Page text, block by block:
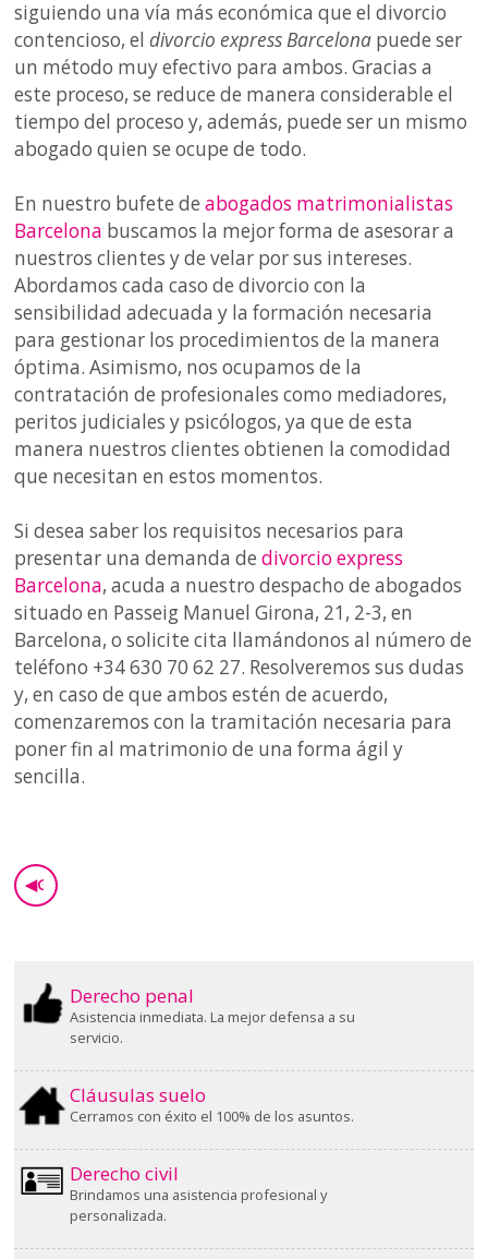
siguiendo una vía más económica que el divorcio
contencioso, eldivorcio express Barcelona puede ser
un método muy efectivo para ambos. Gracias a
este proceso, se reduce de manera considerable el
tiempo del proceso y, además, puede ser un mismo
abogado quien se ocupe de todo.
En nuestro bufete deabogados matrimonialistas
Barcelona buscamos la mejor forma de asesorar a
nuestros clientes y de velar por sus intereses.
Abordamos cada caso de divorcio con la
sensibilidad adecuada y la formación necesaria
para gestionar los procedimientos de la manera
óptima. Asimismo, nos ocupamos de la
contratación de profesionales como mediadores,
peritos judiciales y psicólogos, ya que de esta
manera nuestros clientes obtienen la comodidad
que necesitan en estos momentos.
Si desea saber los requisitos necesarios para
presentar una demanda dedivorcio express
Barcelona, acuda a nuestro despacho de abogados
situado en Passeig Manuel Girona, 21, 2-3, en
Barcelona, o solicite cita llamándonos al número de
teléfono +34 630 70 62 27. Resolveremos sus dudas
y, en caso de que ambos estén de acuerdo,
comenzaremos con la tramitación necesaria para
poner fin al matrimonio de una forma ágil y
sencilla.
◀GO BACK
Derecho penal
Asistencia inmediata. La mejor defensa a su
servicio.
Cláusulas suelo
Cerramos con éxito el 100% de los asuntos.
Derecho civil
Brindamos una asistencia profesional y
personalizada.